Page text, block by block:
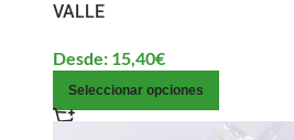
VALLE
Desde: 15,40€
Seleccionar opciones